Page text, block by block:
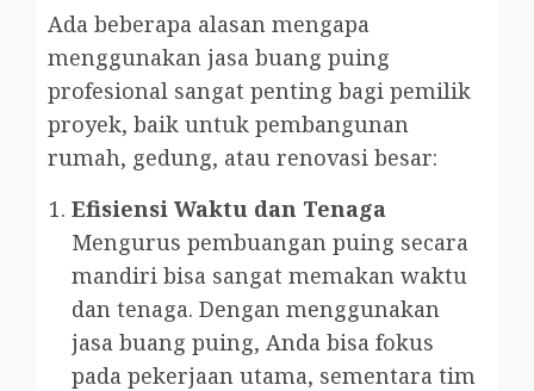
Ada beberapa alasan mengapa
menggunakan jasa buang puing
profesional sangat penting bagi pemilik
proyek, baik untuk pembangunan
rumah, gedung, atau renovasi besar:
Efisiensi Waktu dan Tenaga
Mengurus pembuangan puing secara
mandiri bisa sangat memakan waktu
dan tenaga. Dengan menggunakan
jasa buang puing, Anda bisa fokus
pada pekerjaan utama, sementara tim